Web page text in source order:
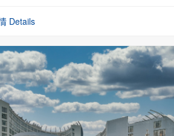
Details